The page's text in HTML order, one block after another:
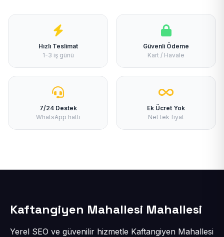
Hızlı Teslimat
1-3 iş günü
Güvenli Ödeme
Kart / Havale
7/24 Destek
WhatsApp hattı
Ek Ücret Yok
Net tek fiyat
Kaftangiyen Mahallesi Mahallesi
Yerel SEO ve güvenilir hizmetle Kaftangiyen Mahallesi